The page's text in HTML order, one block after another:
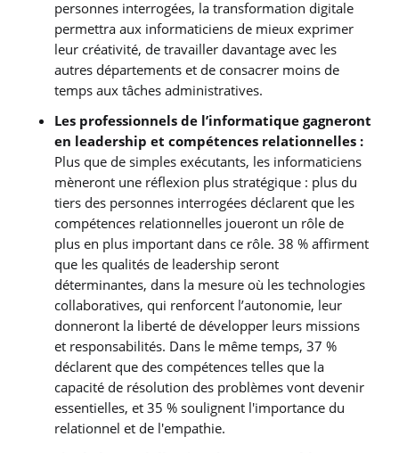
personnes interrogées, la transformation digitale
permettra aux informaticiens de mieux exprimer
leur créativité, de travailler davantage avec les
autres départements et de consacrer moins de
temps aux tâches administratives.
Les professionnels de l’informatique gagneront
en leadership et compétences relationnelles :
Plus que de simples exécutants, les informaticiens
mèneront une réflexion plus stratégique : plus du
tiers des personnes interrogées déclarent que les
compétences relationnelles joueront un rôle de
plus en plus important dans ce rôle. 38 % affirment
que les qualités de leadership seront
déterminantes, dans la mesure où les technologies
collaboratives, qui renforcent l’autonomie, leur
donneront la liberté de développer leurs missions
et responsabilités. Dans le même temps, 37 %
déclarent que des compétences telles que la
capacité de résolution des problèmes vont devenir
essentielles, et 35 % soulignent l'importance du
relationnel et de l'empathie.